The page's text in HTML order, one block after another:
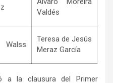
Valdés
Walss
Teresa de Jesús
Meraz García
a la clausura del Primer